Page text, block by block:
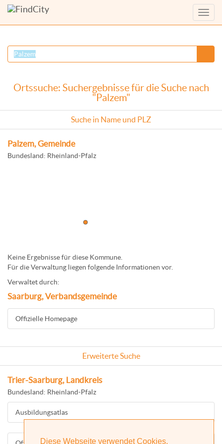
Diese Webseite verwendet Cookies.
Menü
Ortssuche: Suchergebnisse für die Suche nach
"Palzem"
Suche in Name und PLZ
Palzem, Gemeinde
Bundesland: Rheinland-Pfalz
Keine Ergebnisse für diese Kommune.
Für die Verwaltung liegen folgende Informationen vor.
Verwaltet durch:
Saarburg, Verbandsgemeinde
Offizielle Homepage
Erweiterte Suche
Trier-Saarburg, Landkreis
Bundesland: Rheinland-Pfalz
Ausbildungsatlas